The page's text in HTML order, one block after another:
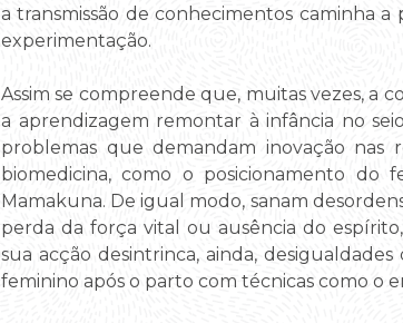
a transmissão de conhecimentos caminha
experimentação.
Assim se compreende que, muitas vezes, a
a aprendizagem remontar à infância no
problemas que demandam inovação nas
biomedicina, como o posicionamento do
Mamakuna. De igual modo, sanam
perda da força vital ou ausência do
sua acção desintrinca, ainda,
feminino após o parto com técnicas como o